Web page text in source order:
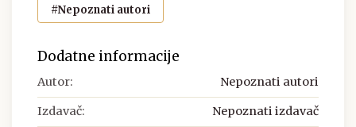
#Nepoznati autori
Dodatne informacije
Autor: Nepoznati autori
Izdavač: Nepoznati izdavač